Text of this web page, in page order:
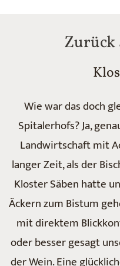
Wie war das doch
Spitalerhofs? Ja,
Landwirtschaft mit
langer Zeit, als der
Kloster Säben hatte
Äckern zum Bistum
mit direktem
oder besser gesagt
der Wein. Eine